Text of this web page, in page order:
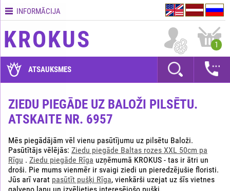
Kontakti
Piegādes
GARANTIJAS
apmaksāt?
Kā
pasūtījumu?
INFORMĀCIJA
KROKUS 1
ATSAUKSMES
ZIEDU PIEGĀDE UZ BALOŽI PILSĒTU.
ATSKAITE NR. 6957
Mēs piegādājām vēl vienu pasūtījumu uz pilsētu Baloži.
Pasūtītājs vēlējās: Ziedu piegāde Baltas rozes XXL 50cm pa
Rīgu . Ziedu piegāde Rīga uzņēmumā KROKUS - tas ir ātri un
droši. Pie mums vienmēr ir svaigi ziedi un pieredzējušie floristi.
Jūs arī varat pasūtīt pušķi Rīga, vienkārši uzejat uz šīs vietnes
galveno lapu un izvēlieties interesējošo pušķi.